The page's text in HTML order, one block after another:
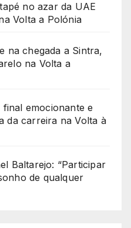
no azar da UAE
Volta a Polónia
na chegada a Sintra,
na Volta a
emocionante e
da carreira na Volta à
Baltarejo: “Participar
de qualquer